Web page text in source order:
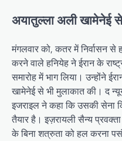
अयातुल्ला अली खामेनेई
मंगलवार को, कतर में निर्वासन से
करने वाले हनियेह ने ईरान के
समारोह में भाग लिया। उन्होंने
खामेनेई से भी मुलाकात की। द
इजराइल ने कहा कि उसकी सेना
तैयार है। इज़रायली सैन्य
के बिना शत्रुता को हल करना